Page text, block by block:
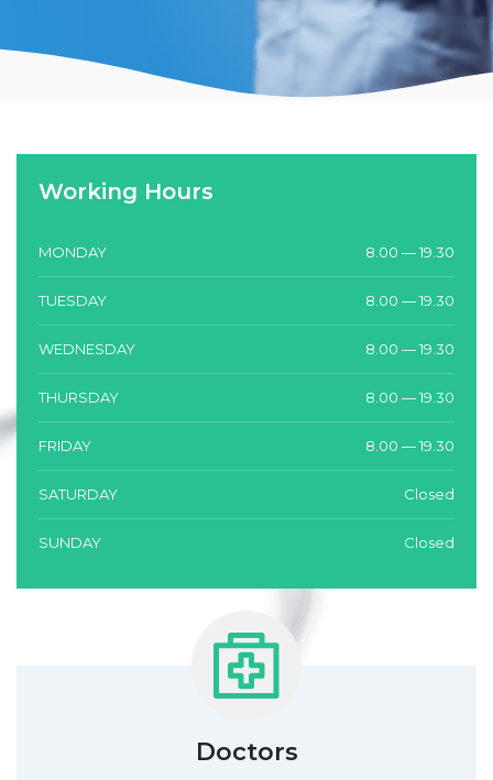
Working Hours
MONDAY 8.00 — 19.30
TUESDAY 8.00 — 19.30
WEDNESDAY 8.00 — 19.30
THURSDAY 8.00 — 19.30
FRIDAY 8.00 — 19.30
SATURDAY Closed
SUNDAY Closed
Doctors